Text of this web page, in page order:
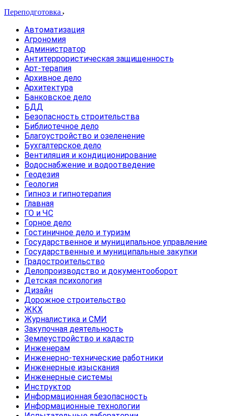
Переподготовка
Автоматизация
Агрономия
Администратор
Антитеррористическая защищенность
Арт-терапия
Архивное дело
Архитектура
Банковское дело
БДД
Безопасность строительства
Библиотечное дело
Благоустройство и озеленение
Бухгалтерское дело
Вентиляция и кондиционирование
Водоснабжение и водоотведение
Геодезия
Геология
Гипноз и гипнотерапия
Главная
ГО и ЧС
Горное дело
Гостиничное дело и туризм
Государственное и муниципальное управление
Государственные и муниципальные закупки
Градостроительство
Делопроизводство и документооборот
Детская психология
Дизайн
Дорожное строительство
ЖКХ
Журналистика и СМИ
Закупочная деятельность
Землеустройство и кадастр
Инженерам
Инженерно-технические работники
Инженерные изыскания
Инженерные системы
Инструктор
Информационная безопасность
Информационные технологии